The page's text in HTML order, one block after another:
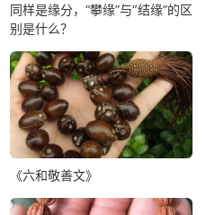
同样是缘分，“攀缘”与“结缘”的区
别是什么？
《六和敬善文》